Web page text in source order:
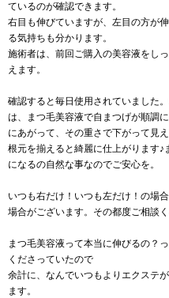
ているのが確認できます。
右目も伸びていますが、左目の方が
る気持ちも分かります。
施術者は、前回ご購入の美容液をし
えます。
確認すると毎日使用されていました
は、まつ毛美容液で自まつげが順調
にあがって、その重さで下がって見
根元を揃えると綺麗に仕上がります
になるの自然な事なのでご安心を。
いつも右だけ！いつも左だけ！の場
場合がございます。その都度ご相談く
まつ毛美容液って本当に伸びるの？
くださっていたので
余計に、なんでいつもよりエクステ
ます。